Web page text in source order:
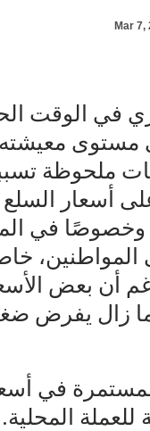
Mar 7,
في الوقت
معيشته
ملحوظة
أسعار
وخصوصًا في
المواطنين،
أن بعض
زال يفرض
في
للعملة